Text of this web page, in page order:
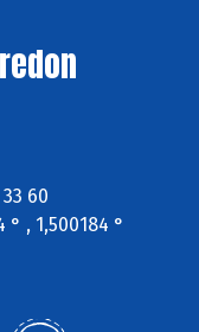
60
° , 1,500184 °